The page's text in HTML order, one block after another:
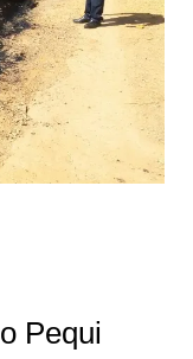
Pequi